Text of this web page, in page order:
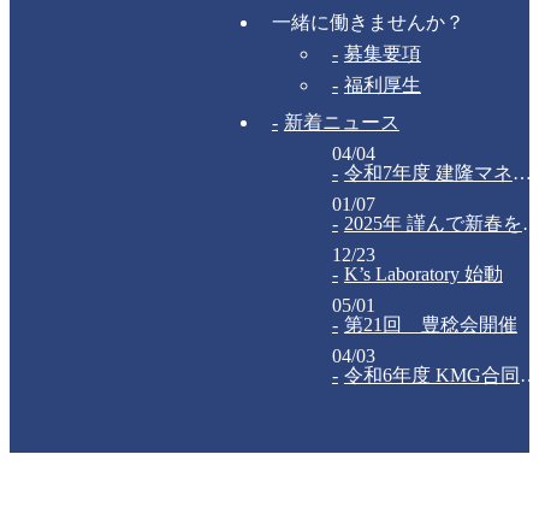
一緒に働きませんか？
募集要項
福利厚生
新着ニュース
04/04
令和7年度 建隆マネジメントグループ合同入社式
01/07
2025年 謹んで新春をお祝い申し上げます
12/23
K’s Laboratory 始動
05/01
第21回 豊稔会開催
04/03
令和6年度 KMG合同入社式が執り行われました